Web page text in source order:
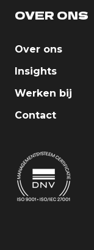
OVER ONS
Over ons
Insights
Werken bij
Contact